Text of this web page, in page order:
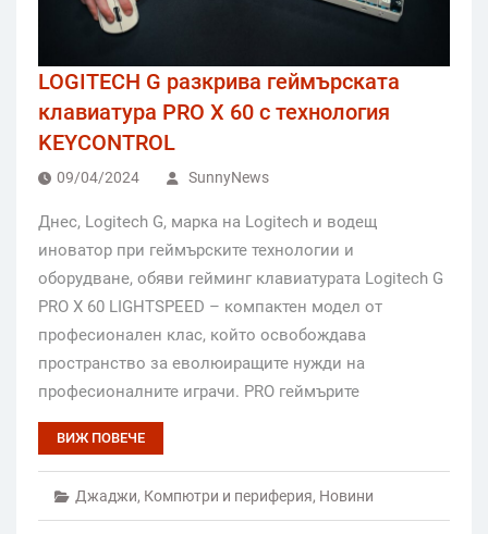
LOGITECH G разкрива геймърската
клавиатура PRO X 60 с технология
KEYCONTROL
09/04/2024 SunnyNews
Днес, Logitech G, марка на Logitech и водещ
иноватор при геймърските технологии и
оборудване, обяви гейминг клавиатурата Logitech G
PRO X 60 LIGHTSPEED – компактен модел от
професионален клас, който освобождава
пространство за еволюиращите нужди на
професионалните играчи. PRO геймърите
ВИЖ ПОВЕЧЕ
Джаджи, Компютри и периферия, Новини